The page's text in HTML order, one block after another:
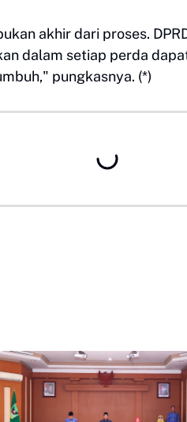
akhir dari proses.
dalam setiap perda
pungkasnya. (*)